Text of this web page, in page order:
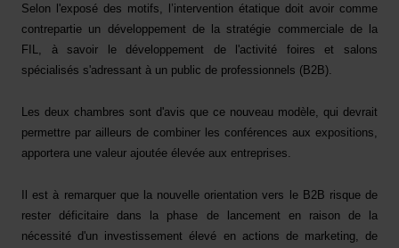
Selon l'exposé des motifs, l’intervention étatique doit avoir comme
contrepartie un développement de la stratégie commerciale de la
FIL, à savoir le développement de l'activité foires et salons
spécialisés s'adressant à un public de professionnels (B2B).
Les deux chambres sont d'avis que ce nouveau modèle, qui devrait
permettre par ailleurs de combiner les conférences aux expositions,
apportera une valeur ajoutée élevée aux entreprises.
Il est à remarquer que la nouvelle orientation vers le B2B risque de
rester déficitaire dans la phase de lancement en raison de la
nécessité d'un investissement élevé en actions de marketing, de